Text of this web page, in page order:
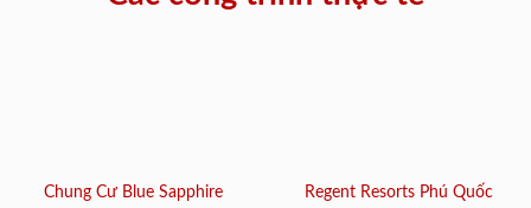
Chung Cư Blue Sapphire
Regent Resorts Phú Quốc